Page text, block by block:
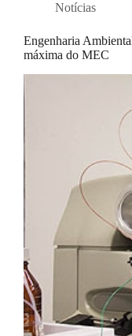
Notícias
Engenharia
máxima do MEC